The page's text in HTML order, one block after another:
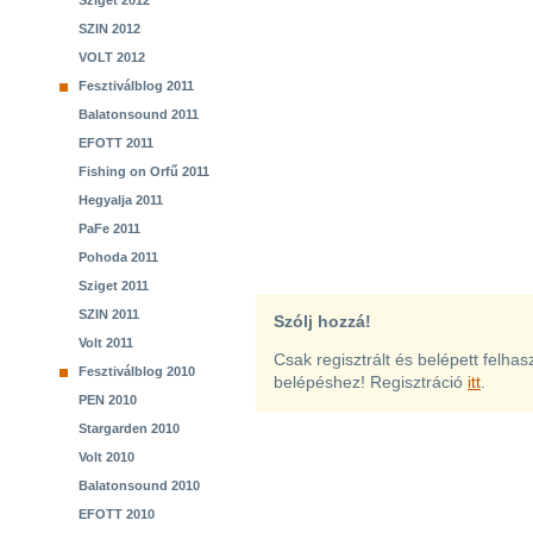
SZIN 2012
VOLT 2012
Fesztiválblog 2011
Balatonsound 2011
EFOTT 2011
Fishing on Orfű 2011
Hegyalja 2011
PaFe 2011
Pohoda 2011
Sziget 2011
SZIN 2011
Volt 2011
Fesztiválblog 2010
PEN 2010
Stargarden 2010
Volt 2010
Balatonsound 2010
EFOTT 2010
Szólj hozzá!
Csak regisztrált és belépett
belépéshez! Regisztráció itt